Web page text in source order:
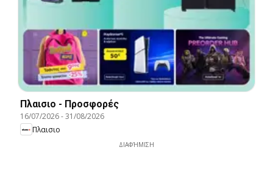
Πλαισιο - Προσφορές
16/07/2026-31/08/2026
Πλαισιο
ΔΙΑΦΉΜΙΣΗ